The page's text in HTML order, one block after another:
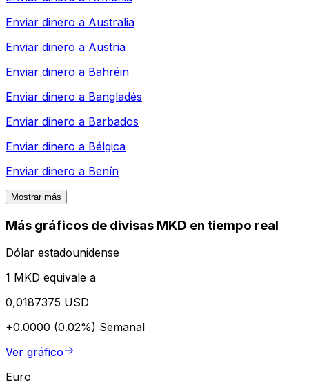
Enviar dinero a Australia
Enviar dinero a Austria
Enviar dinero a Bahréin
Enviar dinero a Bangladés
Enviar dinero a Barbados
Enviar dinero a Bélgica
Enviar dinero a Benín
Mostrar más
Más gráficos de divisas MKD en tiempo real
Dólar estadounidense
1 MKD equivale a
0,0187375 USD
+0.0000 (0.02%) Semanal
Ver gráfico
Euro